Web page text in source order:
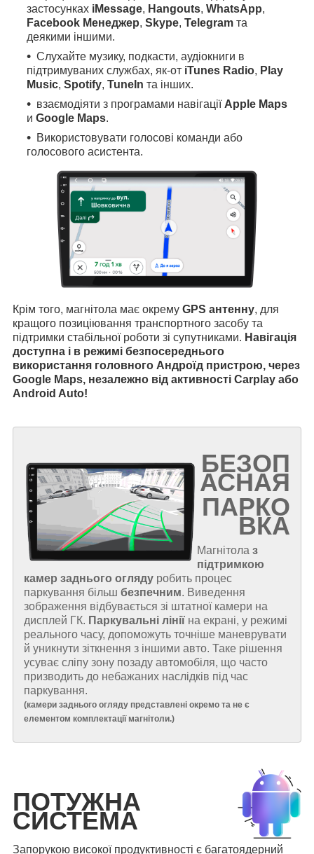
застосунках iMessage, Hangouts, WhatsApp,
Facebook Менеджер, Skype, Telegram та
деякими іншими.
Слухайте музику, подкасти, аудіокниги в
підтримуваних службах, як-от iTunes Radio, Play
Music, Spotify, TuneIn та інших.
взаємодіяти з програмами навігації Apple Maps
и Google Maps.
Використовувати голосові команди або
голосового асистента.
Крім того, магнітола має окрему GPS антенну, для
кращого позиціювання транспортного засобу та
підтримки стабільної роботи зі супутниками. Навігація
доступна і в режимі безпосереднього
використання головного Андроїд пристрою, через
Google Maps, незалежно від активності Carplay або
Android Auto!
БЕЗОП
АСНАЯ
ПАРКО
ВКА
Магнітола з
підтримкою
камер заднього огляду робить процес
паркування більш безпечним. Виведення
зображення відбувається зі штатної камери на
дисплей ГК. Паркувальні лінії на екрані, у режимі
реального часу, допоможуть точніше маневрувати
й уникнути зіткнення з іншими авто. Таке рішення
усуває сліпу зону позаду автомобіля, що часто
призводить до небажаних наслідків під час
паркування.
(камери заднього огляду представлені окремо та не є
елементом комплектації магнітоли.)
ПОТУЖНА
СИСТЕМА
Запорукою високої продуктивності є багатоядерний